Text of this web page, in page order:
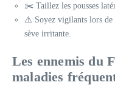
✂️ Taillez les pousses
⚠️ Soyez vigilants lors de
sève irritante.
Les ennemis du
maladies